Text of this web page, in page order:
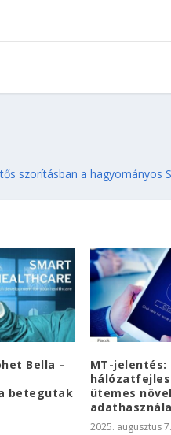
szorításban a hagyományos
Bella –
betegutak
MT-jelentés:
ütemes
2025. augusztus 7.